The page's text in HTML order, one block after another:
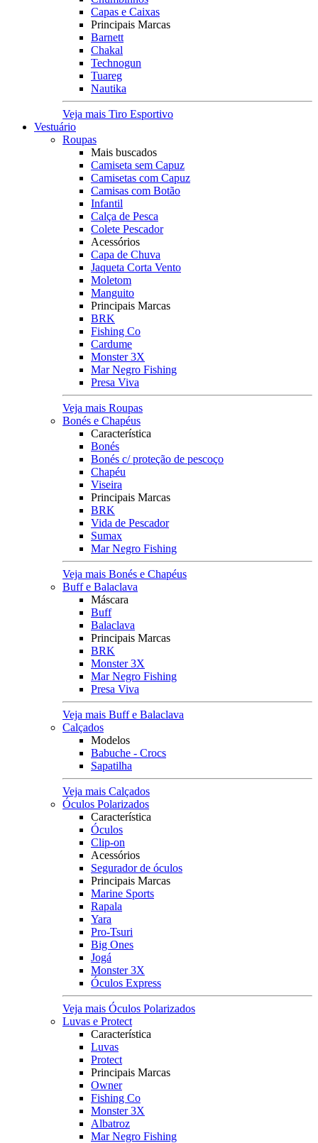
Capas e Caixas
Principais Marcas
Barnett
Chakal
Technogun
Tuareg
Nautika
Veja mais Tiro Esportivo
Vestuário
Roupas
Mais buscados
Camiseta sem Capuz
Camisetas com Capuz
Camisas com Botão
Infantil
Calça de Pesca
Colete Pescador
Acessórios
Capa de Chuva
Jaqueta Corta Vento
Moletom
Manguito
Principais Marcas
BRK
Fishing Co
Cardume
Monster 3X
Mar Negro Fishing
Presa Viva
Veja mais Roupas
Bonés e Chapéus
Característica
Bonés
Bonés c/ proteção de pescoço
Chapéu
Viseira
Principais Marcas
BRK
Vida de Pescador
Sumax
Mar Negro Fishing
Veja mais Bonés e Chapéus
Buff e Balaclava
Máscara
Buff
Balaclava
Principais Marcas
BRK
Monster 3X
Mar Negro Fishing
Presa Viva
Veja mais Buff e Balaclava
Calçados
Modelos
Babuche - Crocs
Sapatilha
Veja mais Calçados
Óculos Polarizados
Característica
Óculos
Clip-on
Acessórios
Segurador de óculos
Principais Marcas
Marine Sports
Rapala
Yara
Pro-Tsuri
Big Ones
Jogá
Monster 3X
Óculos Express
Veja mais Óculos Polarizados
Luvas e Protect
Característica
Luvas
Protect
Principais Marcas
Owner
Fishing Co
Monster 3X
Albatroz
Mar Negro Fishing